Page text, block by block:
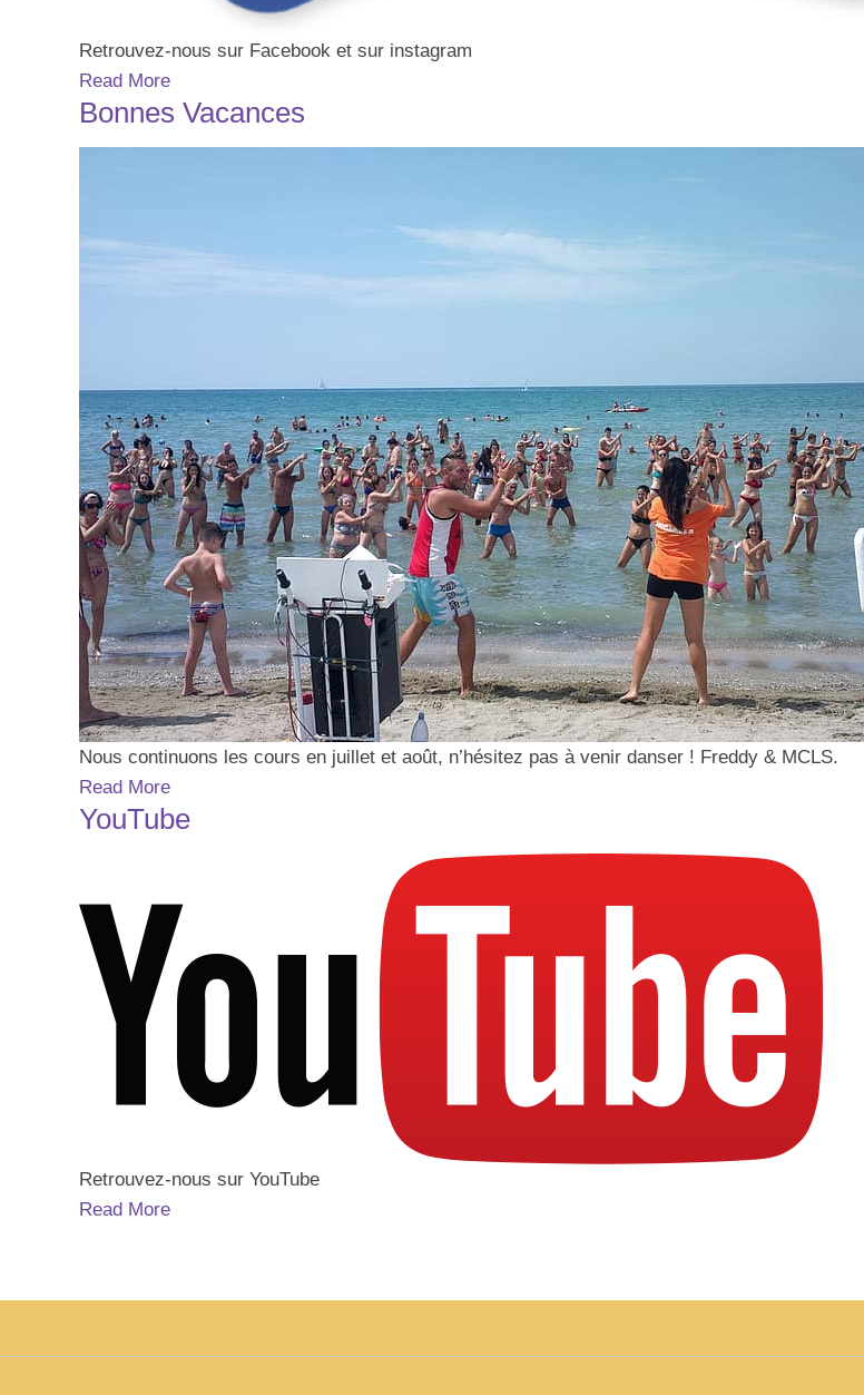
Retrouvez-nous sur Facebook et sur instagram
Read More
Bonnes Vacances
Nous continuons les cours en juillet et août, n’hésitez pas à venir danser ! Freddy & MCLS.
Read More
YouTube
Retrouvez-nous sur YouTube
Read More